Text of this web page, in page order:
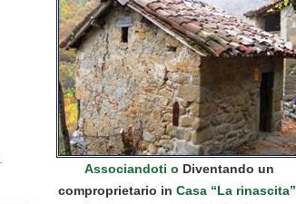
Associandoti o Diventando un
comproprietario in Casa “La rinascita”